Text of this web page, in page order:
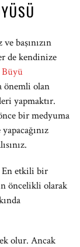
başınızın
de kendinize
Büyü
önemli olan
yapmaktır.
bir medyuma
En etkili bir
öncelikli olarak
olur. Ancak